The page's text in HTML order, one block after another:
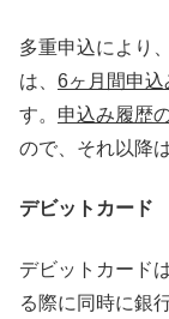
多重申込により
は、 6ヶ月間申
す。 申込み履歴
ので、それ以降
デビットカード
デビットカード
る際に同時に銀